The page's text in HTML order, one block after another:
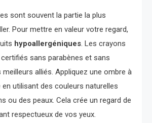
sont souvent la partie la plus
Pour mettre en valeur votre regard,
hypoallergéniques. Les crayons
sans parabènes et sans
alliés. Appliquez une ombre à
utilisant des couleurs naturelles
ou des peaux. Cela crée un regard de
respectueux de vos yeux.